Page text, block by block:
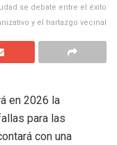
se debate entre el éxito
y el hartazgo vecinal
en 2026 la
para las
con una